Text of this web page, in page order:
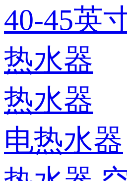
40-45英
热水器
热水器
电热水器